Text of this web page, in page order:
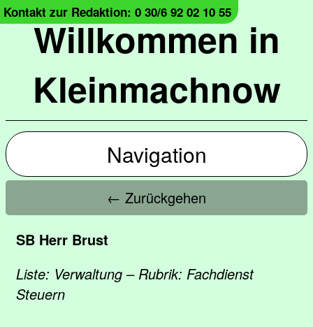
Willkommen in
Kleinmachnow
Kontakt zur Redaktion: 0 30/6 92 02 10 55
Navigation
← Zurückgehen
SB Herr Brust
Liste: Verwaltung – Rubrik: Fachdienst
Steuern